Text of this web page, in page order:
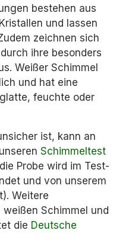
bestehen aus
und lassen
zeichnen sich
ihre besonders
Weißer Schimmel
und hat eine
feuchte oder
ist, kann an
Schimmeltest
Probe wird im Test-
und von unserem
Weitere
Schimmel und
die Deutsche